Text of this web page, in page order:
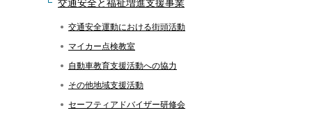
交通安全と福祉増進支援事業
交通安全運動における街頭活動
マイカー点検教室
自動車教育支援活動への協力
その他地域支援活動
セーフティアドバイザー研修会